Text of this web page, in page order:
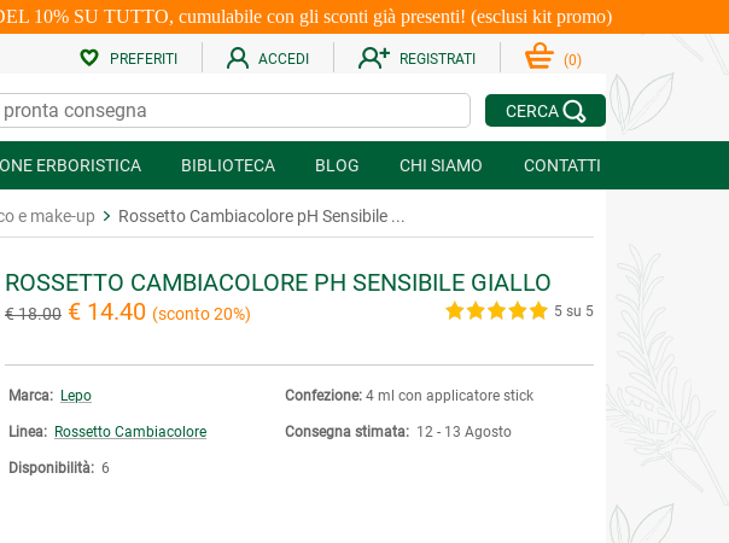
10% SU TUTTO, cumulabile con gli sconti già presenti! (esclusi kit promo)
PREFERITI ACCEDI REGISTRATI (0)
CERCA
ERBORISTICA BIBLIOTECA BLOG CHI SIAMO CONTATTI
e make-up Rossetto Cambiacolore pH Sensibile ...
ROSSETTO CAMBIACOLORE PH SENSIBILE GIALLO
€ 18.00 € 14.40 (sconto 20%) 5 su 5
Marca: Lepo
Linea: Rossetto Cambiacolore
Disponibilità: 6
Confezione: 4 ml con applicatore stick
Consegna stimata: 12 - 13 Agosto